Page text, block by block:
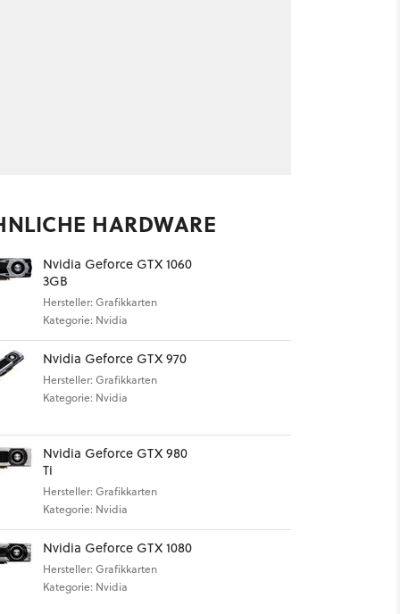
HARDWARE
Nvidia Geforce GTX 1060
3GB
Hersteller: Grafikkarten
Kategorie: Nvidia
Nvidia Geforce GTX 970
Hersteller: Grafikkarten
Kategorie: Nvidia
Nvidia Geforce GTX 980
Ti
Hersteller: Grafikkarten
Kategorie: Nvidia
Nvidia Geforce GTX 1080
Hersteller: Grafikkarten
Kategorie: Nvidia